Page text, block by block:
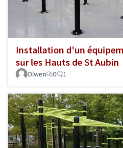
Installation d'un
sur les Hauts de St Aubin
Olwen 0 1